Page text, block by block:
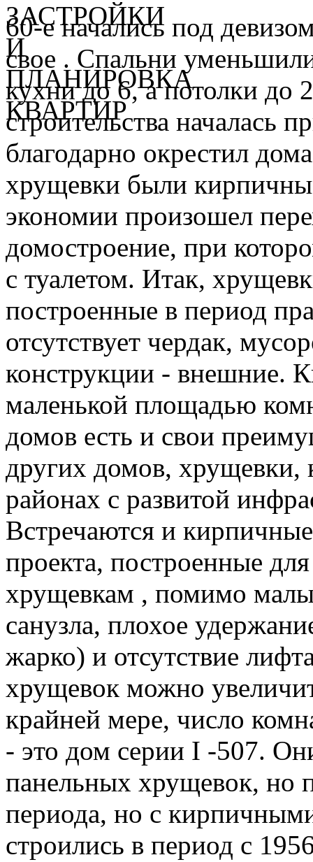
60-е начались под
свое . Спальни
кухни до 6, а потолки до
строительства началась
благодарно окрестил
хрущевки были
экономии произошел
домостроение, при
с туалетом. Итак,
построенные в период
отсутствует чердак,
конструкции - внешние.
маленькой площадью
домов есть и свои
других домов, хрущевки,
районах с развитой
Встречаются и
проекта, построенные
хрущевкам , помимо
санузла, плохое
жарко) и отсутствие
хрущевок можно
крайней мере, число
- это дом серии I -507.
панельных хрущевок, но
периода, но с
строились в период с